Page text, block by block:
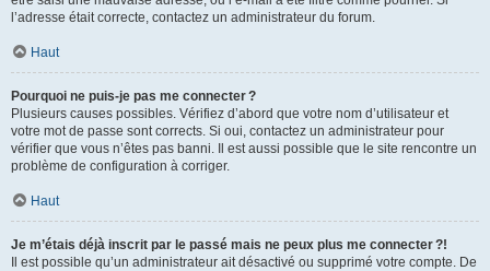
l’adresse était correcte, contactez un administrateur du forum.
Haut
Pourquoi ne puis-je pas me connecter ?
Plusieurs causes possibles. Vérifiez d’abord que votre nom d’utilisateur et
votre mot de passe sont corrects. Si oui, contactez un administrateur pour
vérifier que vous n’êtes pas banni. Il est aussi possible que le site rencontre un
problème de configuration à corriger.
Haut
Je m’étais déjà inscrit par le passé mais ne peux plus me connecter ?!
Il est possible qu’un administrateur ait désactivé ou supprimé votre compte. De